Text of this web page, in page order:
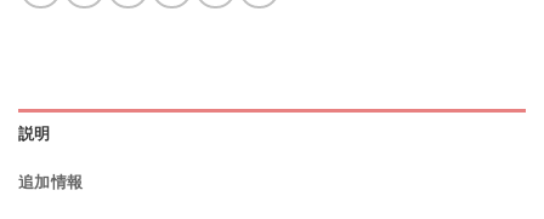
説明
追加情報